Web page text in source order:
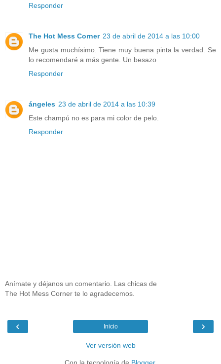
Responder
The Hot Mess Corner 23 de abril de 2014 a las 10:00
Me gusta muchísimo. Tiene muy buena pinta la verdad. Se
lo recomendaré a más gente. Un besazo
Responder
ángeles 23 de abril de 2014 a las 10:39
Este champú no es para mi color de pelo.
Responder
Anímate y déjanos un comentario. Las chicas de
The Hot Mess Corner te lo agradecemos.
‹ ›
Inicio
Ver versión web